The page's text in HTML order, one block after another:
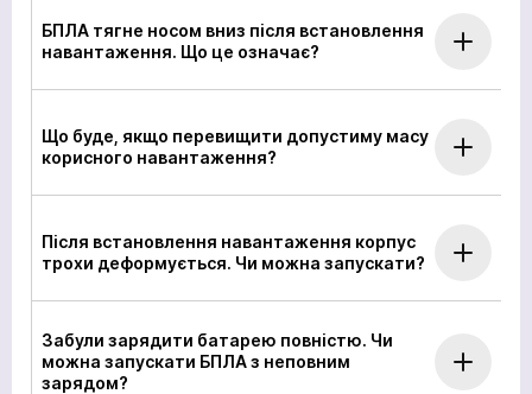
БПЛА тягне носом вниз після встановлення
навантаження. Що це означає?
Що буде, якщо перевищити допустиму масу
корисного навантаження?
Після встановлення навантаження корпус
трохи деформується. Чи можна запускати?
Забули зарядити батарею повністю. Чи
можна запускати БПЛА з неповним
зарядом?